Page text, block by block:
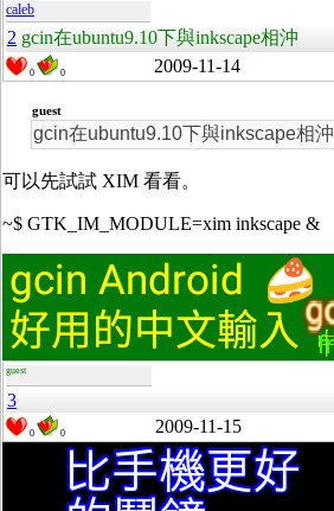
caleb
2 gcin在ubuntu9.10下與inkscape相沖
0 0 2009-11-14
guest
gcin在ubuntu9.10下與inkscape相沖
可以先試試 XIM 看看。
~$ GTK_IM_MODULE=xim inkscape &
guest
3
0 0 2009-11-15